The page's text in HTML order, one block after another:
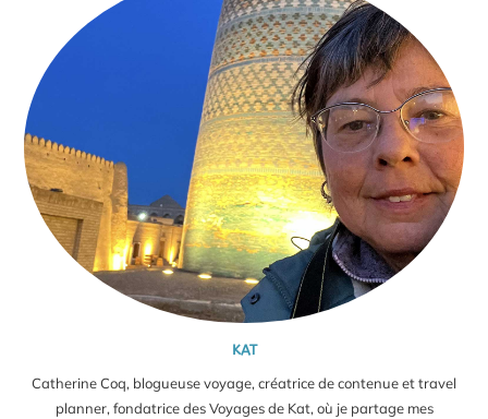
KAT
Catherine Coq, blogueuse voyage, créatrice de contenue et travel
planner, fondatrice des Voyages de Kat, où je partage mes